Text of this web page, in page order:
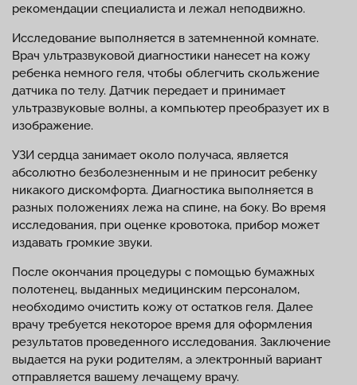
рекомендации специалиста и лежал неподвижно.
Исследование выполняется в затемненной комнате.
Врач ультразвуковой диагностики нанесет на кожу
ребенка немного геля, чтобы облегчить скольжение
датчика по телу. Датчик передает и принимает
ультразвуковые волны, а компьютер преобразует их в
изображение.
УЗИ сердца занимает около получаса, является
абсолютно безболезненным и не приносит ребенку
никакого дискомфорта. Диагностика выполняется в
разных положениях лежа на спине, на боку. Во время
исследования, при оценке кровотока, прибор может
издавать громкие звуки.
После окончания процедуры с помощью бумажных
полотенец, выданных медицинским персоналом,
необходимо очистить кожу от остатков геля. Далее
врачу требуется некоторое время для оформления
результатов проведенного исследования. Заключение
выдается на руки родителям, а электронный вариант
отправляется вашему лечащему врачу.